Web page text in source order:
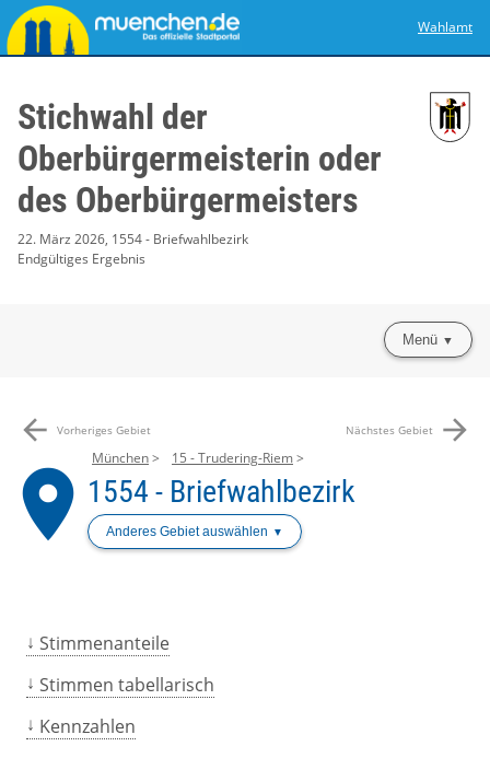
Wahlamt
Stichwahl der
Oberbürgermeisterin oder
des Oberbürgermeisters
22. März 2026, 1554 - Briefwahlbezirk
Endgültiges Ergebnis
Menü
arrow_back Vorheriges Gebiet Nächstes Gebiet arrow_forward
place
München 15 - Trudering-Riem
1554 - Briefwahlbezirk
Anderes Gebiet auswählen
Stimmenanteile
Stimmen tabellarisch
Kennzahlen